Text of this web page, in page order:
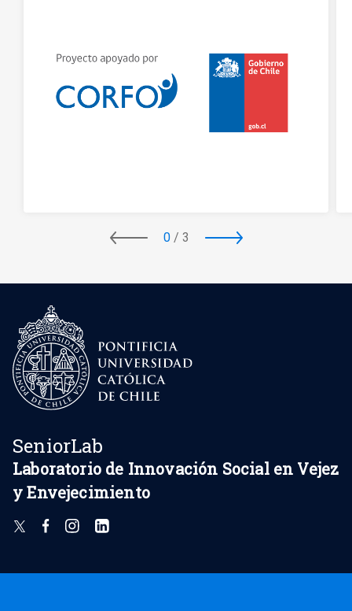
0/ 3
SeniorLab
Laboratorio de Innovación Social en Vejez
y Envejecimiento